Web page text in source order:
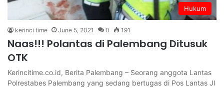
Hukum
kerinci time June 5, 2021 0 191
Naas!!! Polantas di Palembang Ditusuk
OTK
Kerincitime.co.id, Berita Palembang – Seorang anggota Lantas
Polrestabes Palembang yang sedang bertugas di Pos Lantas Jl